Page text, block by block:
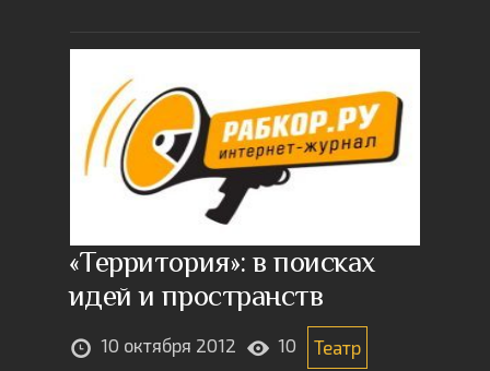
«Территория»: в поисках
идей и пространств
10 октября 2012 10 Театр